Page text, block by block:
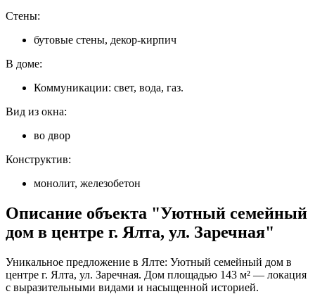
Стены:
бутовые стены, декор-кирпич
В доме:
Коммуникации: свет, вода, газ.
Вид из окна:
во двор
Конструктив:
монолит, железобетон
Описание объекта "Уютный семейный
дом в центре г. Ялта, ул. Заречная"
Уникальное предложение в Ялте: Уютный семейный дом в
центре г. Ялта, ул. Заречная. Дом площадью 143 м² — локация
с выразительными видами и насыщенной историей.